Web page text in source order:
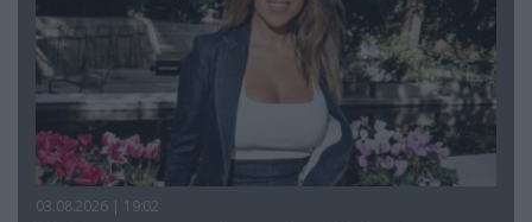
03.08.2026 | 19:02